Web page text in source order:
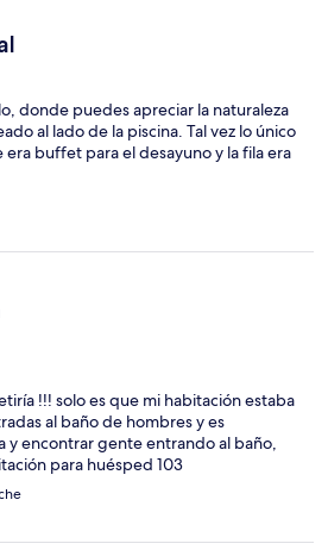
donde puedes apreciar la naturaleza
al lado de la piscina. Tal vez lo único
buffet para el desayuno y la fila era
!!! solo es que mi habitación estaba
al baño de hombres y es
y encontrar gente entrando al baño,
para huésped 103